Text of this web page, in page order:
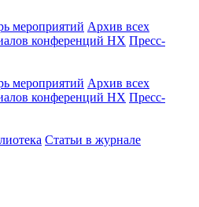
мероприятий Архив всех
конференций НХ Пресс-
мероприятий Архив всех
конференций НХ Пресс-
Статьи в журнале